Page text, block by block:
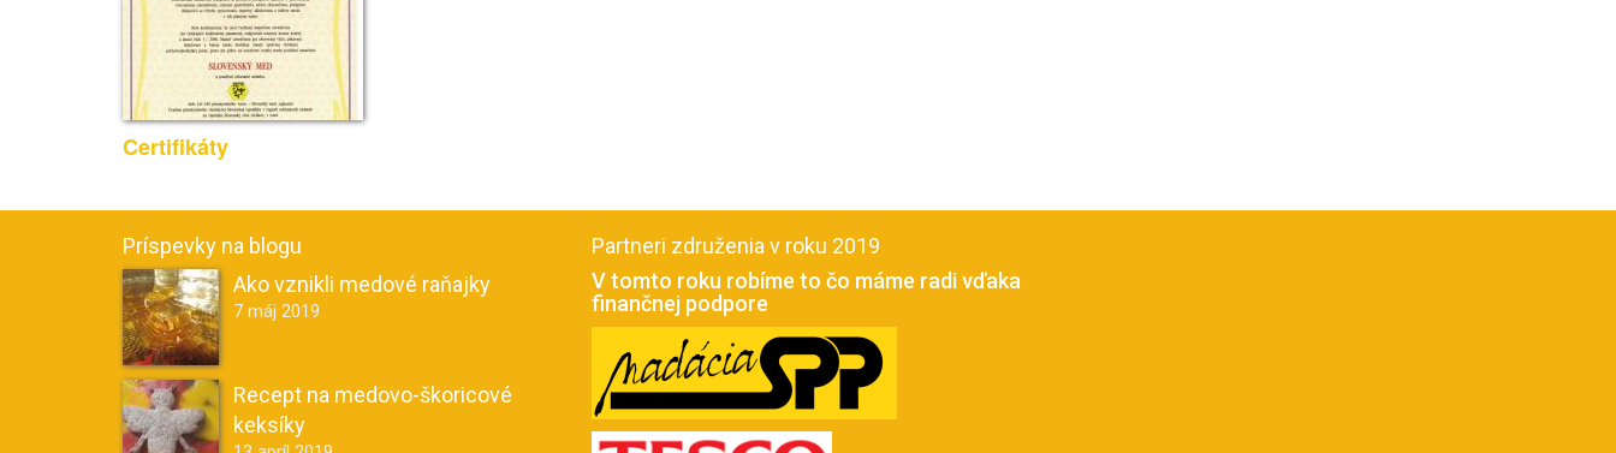
Certifikáty
Príspevky na blogu
Ako vznikli medové raňajky
7 máj 2019
Recept na medovo-škoricové
keksíky
Partneri združenia v roku 2019
V tomto roku robíme to čo máme radi vďaka
finančnej podpore